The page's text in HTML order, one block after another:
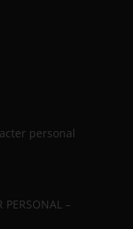
personal
PERSONAL –